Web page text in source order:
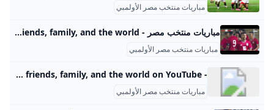
مباريات منتخب مصر الأولمبي
مباريات منتخب مصر - YouTube Share your videos with friends, family, and the world
مباريات منتخب مصر الأولمبي
- YouTube Enjoy the videos and music you love, upload original content, and share it all with friends, family, and the world on YouTube.
مباريات منتخب مصر الأولمبي